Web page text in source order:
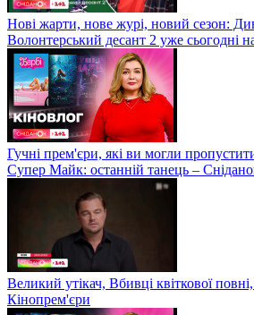
Нові жарти, нове журі, новий сезон:
Волонтерський десант 2 уже сьогодні
Гучні прем'єри, які ви могли
Супер Майк: останній танець –
Великий утікач, Вбивці квіткової
Кінопрем'єри